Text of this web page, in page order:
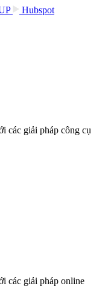
Hubspot
các giải pháp công cụ
các giải pháp online